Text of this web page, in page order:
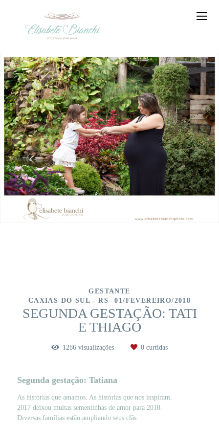
GESTANTE
CAXIAS DO SUL - RS
01/FEVEREIRO/2018
SEGUNDA GESTAÇÃO: TATI
E THIAGO
1286 visualizações 0 curtidas
Segunda gestação: Tatiana
As histórias que amamos. As histórias que nos inspiram.
2017 deixou muitas sementinhas de amor para 2018.
Diversas famílias estão ampliando seus clãs.